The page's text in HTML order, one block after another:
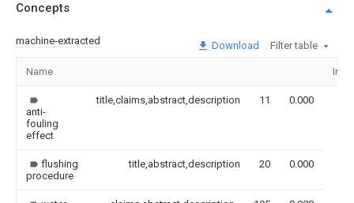
Concepts
machine-extracted Download Filter table
Name
anti-
fouling
effect
title,claims,abstract,description 11 0.000
flushing
procedure
title,abstract,description 20 0.000